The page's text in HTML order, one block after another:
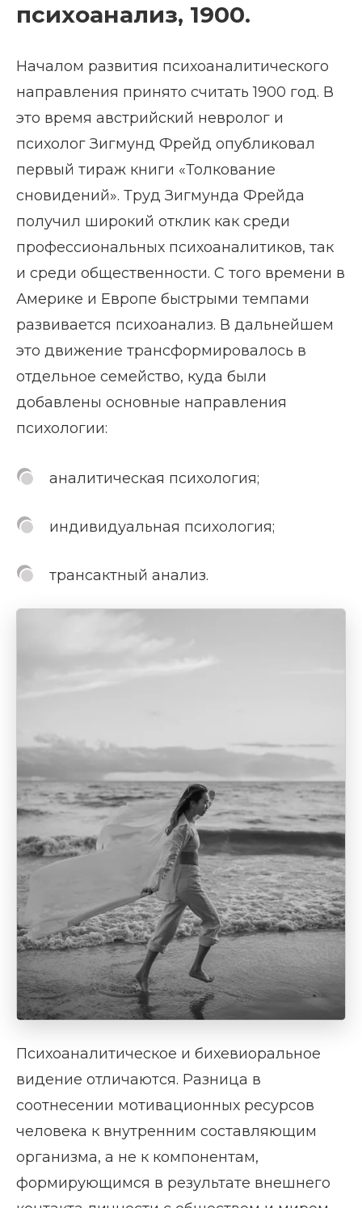
психоанализ, 1900.
Началом развития психоаналитического
направления принято считать 1900 год. В
это время австрийский невролог и
психолог Зигмунд Фрейд опубликовал
первый тираж книги «Толкование
сновидений». Труд Зигмунда Фрейда
получил широкий отклик как среди
профессиональных психоаналитиков, так
и среди общественности. С того времени в
Америке и Европе быстрыми темпами
развивается психоанализ. В дальнейшем
это движение трансформировалось в
отдельное семейство, куда были
добавлены основные направления
психологии:
аналитическая психология;
индивидуальная психология;
трансактный анализ.
Психоаналитическое и бихевиоральное
видение отличаются. Разница в
соотнесении мотивационных ресурсов
человека к внутренним составляющим
организма, а не к компонентам,
формирующимся в результате внешнего